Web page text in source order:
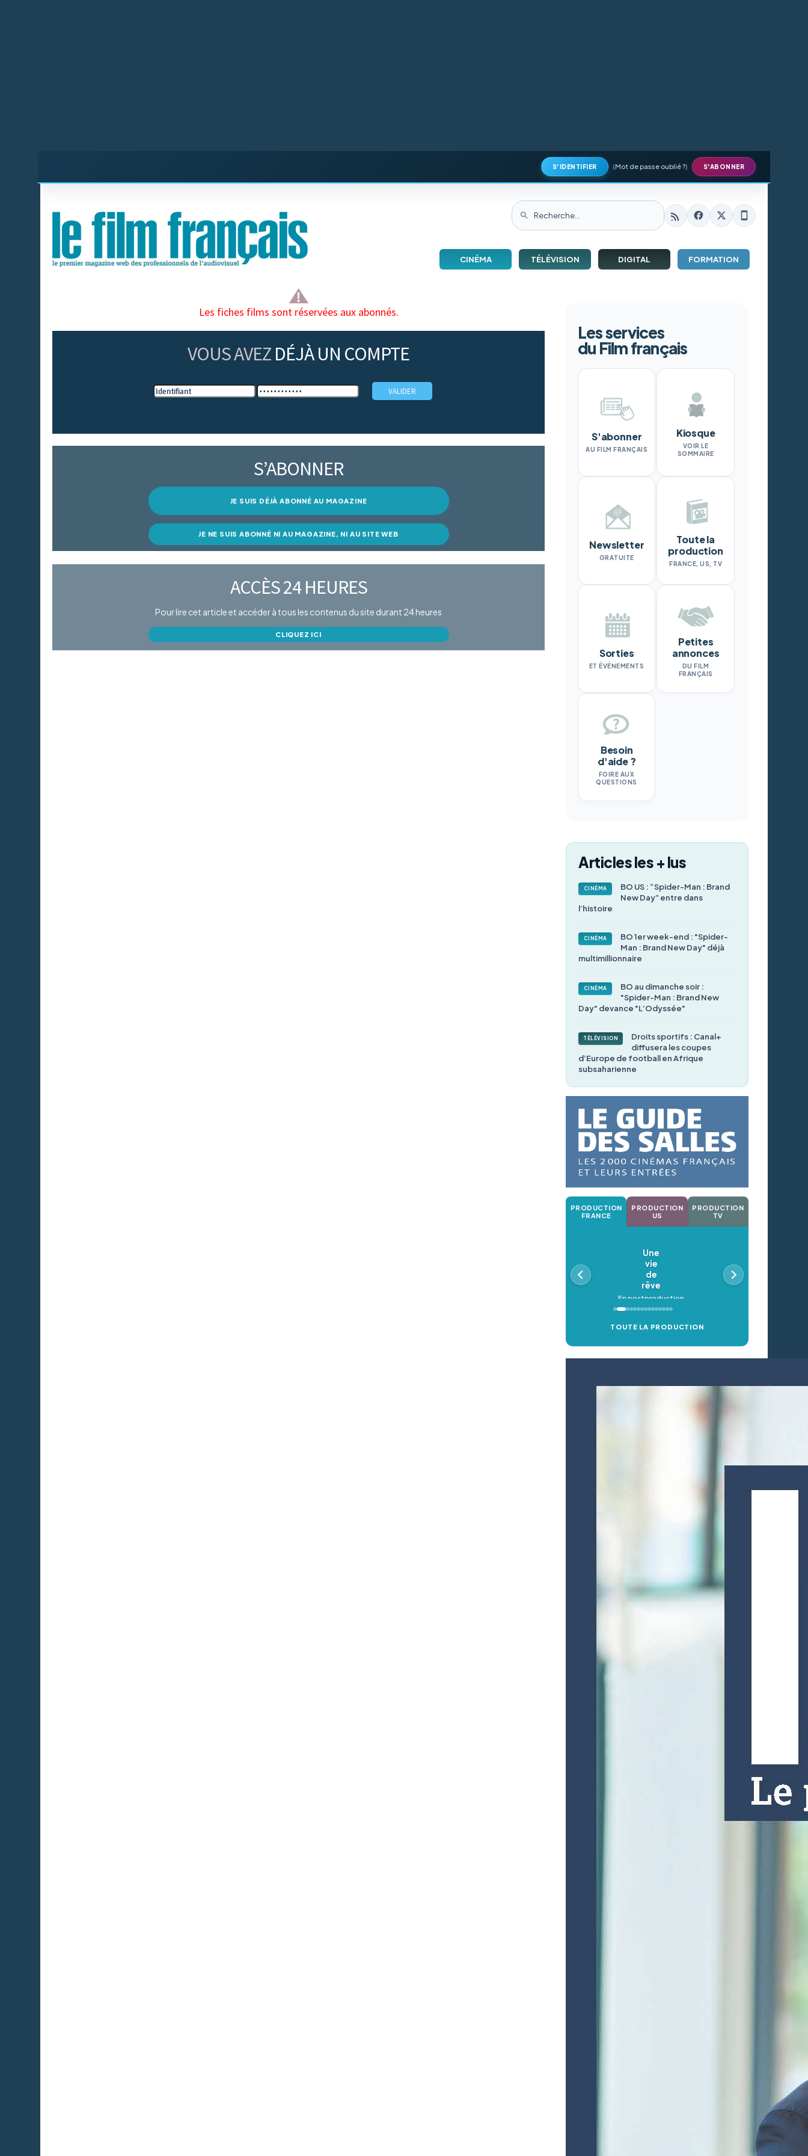
S'IDENTIFIER (Mot de passe oublié ?) S'ABONNER
CINÉMA TÉLÉVISION DIGITAL FORMATION
Les fiches films sont réservées aux abonnés.
VOUS AVEZ DÉJÀ UN COMPTE
S’ABONNER
JE SUIS DÉJÀ ABONNÉ AU MAGAZINE
JE NE SUIS ABONNÉ NI AU MAGAZINE, NI AU SITE WEB
ACCÈS 24 HEURES
Pour lire cet article et accéder à tous les contenus du site durant 24 heures
CLIQUEZ ICI
Les services
du Film français
S'abonner
AU FILM FRANÇAIS
Kiosque
VOIR LE
SOMMAIRE
Newsletter
GRATUITE
Toute la
production
FRANCE, US, TV
Sorties
ET ÉVÉNEMENTS
Petites
annonces
DU FILM
FRANÇAIS
Besoin
d'aide ?
FOIRE AUX
QUESTIONS
Articles les + lus
CINÉMA
BO US : “Spider-Man : Brand
New Day” entre dans
l’histoire
CINÉMA
BO 1er week-end : "Spider-
Man : Brand New Day" déjà
multimillionnaire
CINÉMA
BO au dimanche soir :
"Spider-Man : Brand New
Day" devance "L’Odyssée"
TÉLÉVISION
Droits sportifs : Canal+
diffusera les coupes
d’Europe de football en Afrique
subsaharienne
PRODUCTION
FRANCE
PRODUCTION
US
PRODUCTION
TV
Une
vie
de
rêve
En postproduction
TOUTE LA PRODUCTION